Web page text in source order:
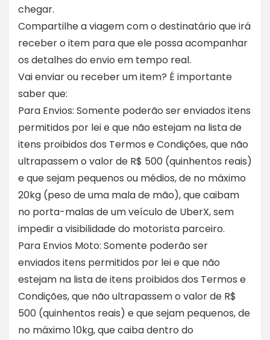
chegar.
Compartilhe a viagem com o destinatário que irá
receber o item para que ele possa acompanhar
os detalhes do envio em tempo real.
Vai enviar ou receber um item? É importante
saber que:
Para Envios: Somente poderão ser enviados itens
permitidos por lei e que não estejam na lista de
itens proibidos dos Termos e Condições, que não
ultrapassem o valor de R$ 500 (quinhentos reais)
e que sejam pequenos ou médios, de no máximo
20kg (peso de uma mala de mão), que caibam
no porta-malas de um veículo de UberX, sem
impedir a visibilidade do motorista parceiro.
Para Envios Moto: Somente poderão ser
enviados itens permitidos por lei e que não
estejam na lista de itens proibidos dos Termos e
Condições, que não ultrapassem o valor de R$
500 (quinhentos reais) e que sejam pequenos, de
no máximo 10kg, que caiba dentro do